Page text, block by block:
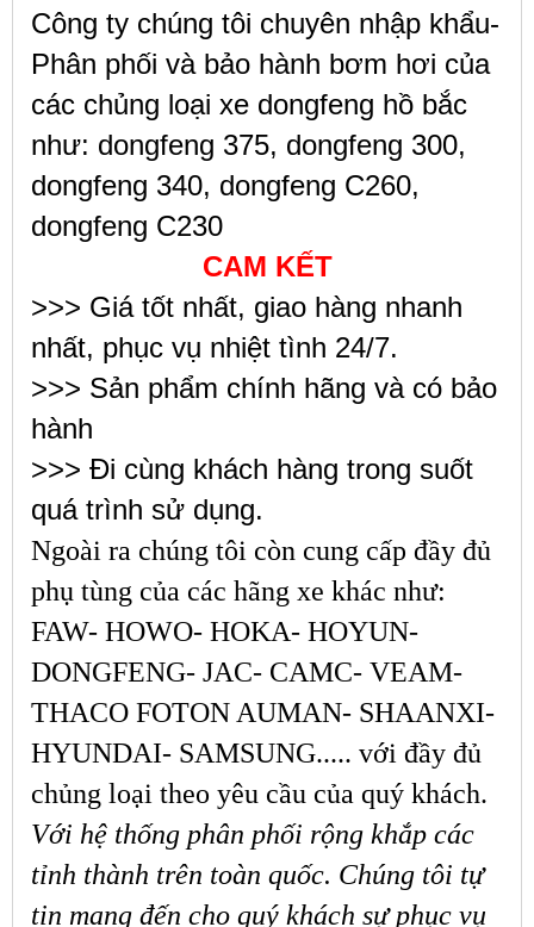
Công ty chúng tôi chuyên nhập khẩu-
Phân phối và bảo hành bơm hơi của
các chủng loại xe dongfeng hồ bắc
như: dongfeng 375, dongfeng 300,
dongfeng 340, dongfeng C260,
dongfeng C230
CAM KẾT
>>> Giá tốt nhất, giao hàng nhanh
nhất, phục vụ nhiệt tình 24/7.
>>> Sản phẩm chính hãng và có bảo
hành
>>> Đi cùng khách hàng trong suốt
quá trình sử dụng.
Ngoài ra chúng tôi còn cung cấp đầy đủ
phụ tùng của các hãng xe khác như:
FAW- HOWO- HOKA- HOYUN-
DONGFENG- JAC- CAMC- VEAM-
THACO FOTON AUMAN- SHAANXI-
HYUNDAI- SAMSUNG..... với đầy đủ
chủng loại theo yêu cầu của quý khách.
Với hệ thống phân phối rộng khắp các
tỉnh thành trên toàn quốc. Chúng tôi tự
tin mang đến cho quý khách sự phục vụ